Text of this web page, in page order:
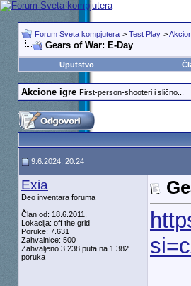
Forum Sveta kompjutera > Test Play >
Gears of War: E-Day
Uputstvo
Akcione igre First-person-shooteri i slično...
9.6.2024, 20:24
Exia
Deo inventara foruma
Član od: 18.6.2011.
Lokacija: off the grid
Poruke: 7.631
Zahvalnice: 500
Zahvaljeno 3.238 puta na 1.382
poruka